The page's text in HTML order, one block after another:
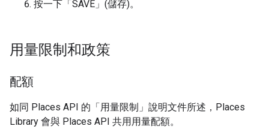
按一下「SAVE」(儲存)。
用量限制和政策
配額
如同 Places API 的「用量限制」說明文件所述，Places
Library 會與 Places API 共用用量配額。